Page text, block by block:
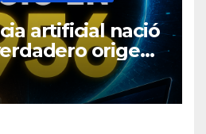
artificial nació
origen
cambió el